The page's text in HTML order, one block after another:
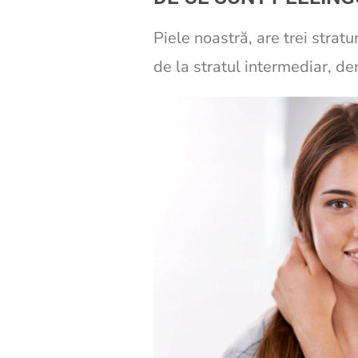
Piele noastră, are trei
de la stratul intermediar,